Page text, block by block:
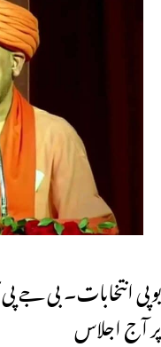
یوپی انتخابات۔ بی جے پی
پر آج اجلاس